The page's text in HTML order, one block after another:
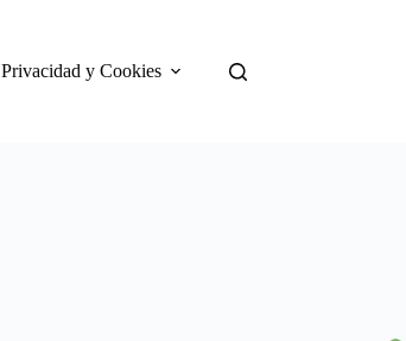
Privacidad y Cookies